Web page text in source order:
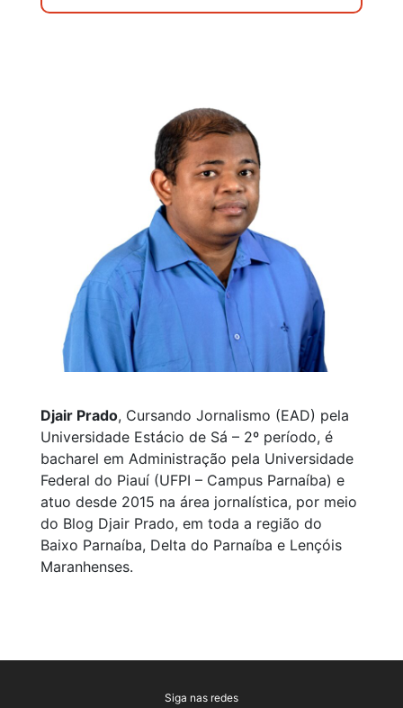
Djair Prado, Cursando Jornalismo (EAD) pela
Universidade Estácio de Sá – 2º período, é
bacharel em Administração pela Universidade
Federal do Piauí (UFPI – Campus Parnaíba) e
atuo desde 2015 na área jornalística, por meio
do Blog Djair Prado, em toda a região do
Baixo Parnaíba, Delta do Parnaíba e Lençóis
Maranhenses.
Siga nas redes